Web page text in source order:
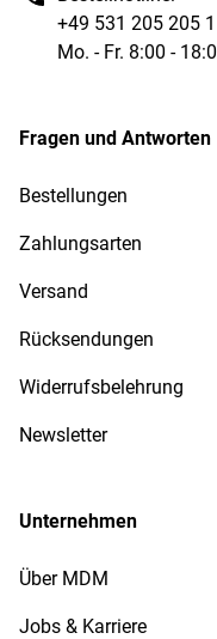
+49 531 205 205 1
Mo. - Fr. 8:00 -
Fragen und Antworten
Bestellungen
Zahlungsarten
Versand
Rücksendungen
Widerrufsbelehrung
Newsletter
Unternehmen
Über MDM
Jobs & Karriere